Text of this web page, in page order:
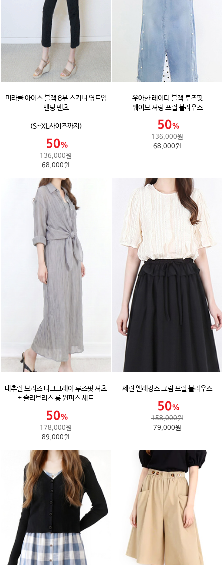
미라클 아이스 블랙 8부 스키니 옆트임
밴딩 팬츠
(S~XL사이즈까지)
136,000원
68,000원
우아한 레이디 블랙 루즈핏
웨이브 셔링 프릴 블라우스
136,000원
68,000원
내추럴 브리즈 다크그레이 루즈핏 셔츠
+ 슬리브리스 롱 원피스 세트
178,000원
89,000원
세린 엘레강스 크림 프릴 블라우스
158,000원
79,000원